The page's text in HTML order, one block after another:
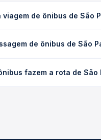
viagem de ônibus de São
executivo ou leito)
de ônibus de São
de poltrona e a
fazem a rota de